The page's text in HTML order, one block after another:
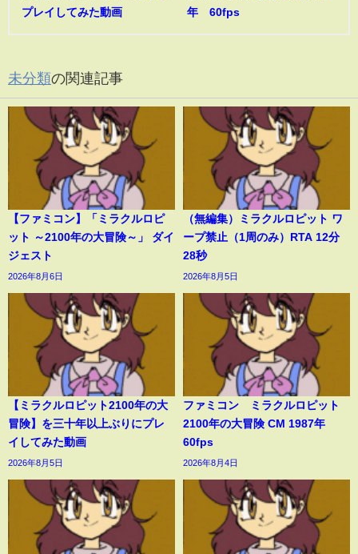
プレイしてみた動画
年 60fps
未分類の関連記事
【ファミコン】「ミラクルロピ
ット ～2100年の大冒険～」 ダイ
ジェスト
2026年8月6日
（無編集）ミラクルロピット ワ
ープ禁止（1周のみ）RTA 12分
28秒
2026年8月5日
【ミラクルロピット2100年の大
冒険】を三十年以上ぶりにプレ
イしてみた動画
2026年8月5日
ファミコン ミラクルロピット
2100年の大冒険 CM 1987年
60fps
2026年8月4日